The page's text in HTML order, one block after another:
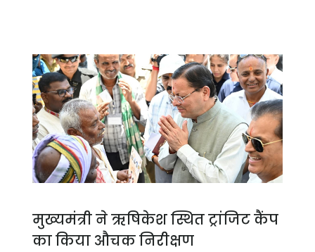
मुख्यमंत्री ने ऋषिकेश स्थित ट्रांजिट कैंप
का किया औचक निरीक्षण